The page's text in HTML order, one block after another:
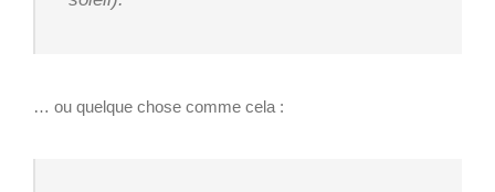
… ou quelque chose comme cela :